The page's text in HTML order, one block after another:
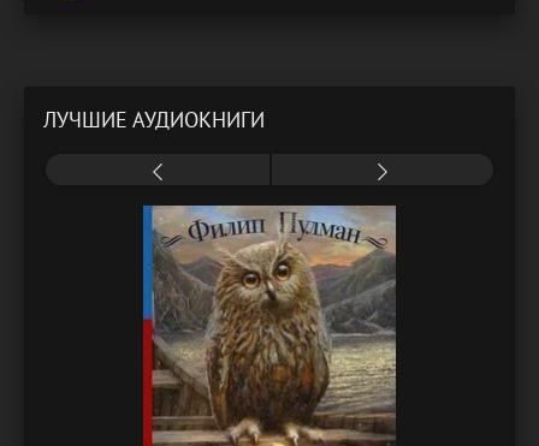
ЛУЧШИЕ АУДИОКНИГИ